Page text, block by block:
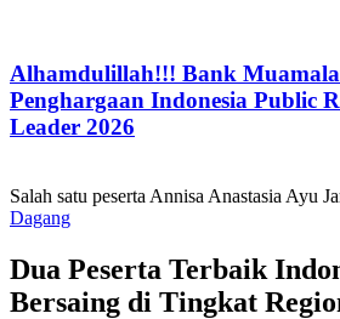
Alhamdulillah!!! Bank
Penghargaan Indonesia Public
Leader 2026
Salah satu peserta Annisa Anastasia Ayu
Dagang
Dua Peserta Terbaik
Bersaing di Tingkat